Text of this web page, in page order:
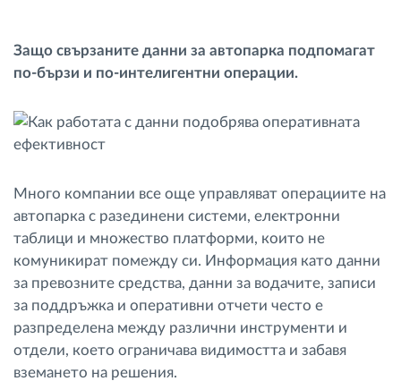
Контрол на достъпа
Планиране на маршрути и мониторинг
Автоматична идентификация на шофьора
Разберете за всички функционалности
Как отговаряме на нуждите на всяка
флота
Защо свързаните данни за автопарка подпомагат
по-бързи и по-интелигентни операции.
Много компании все още управляват операциите на
автопарка с разединени системи, електронни
таблици и множество платформи, които не
комуникират помежду си. Информация като данни
за превозните средства, данни за водачите, записи
за поддръжка и оперативни отчети често е
разпределена между различни инструменти и
отдели, което ограничава видимостта и забавя
вземането на решения.